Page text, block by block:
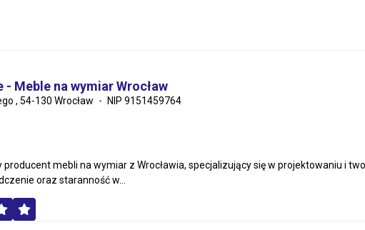
- Meble na wymiar Wrocław
, 54-130 Wrocław NIP 9151459764
mebli na wymiar z Wrocławia, specjalizujący się w projektowaniu i
oraz staranność w...